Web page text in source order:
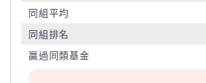
同組平均
同組排名
贏過同類基金